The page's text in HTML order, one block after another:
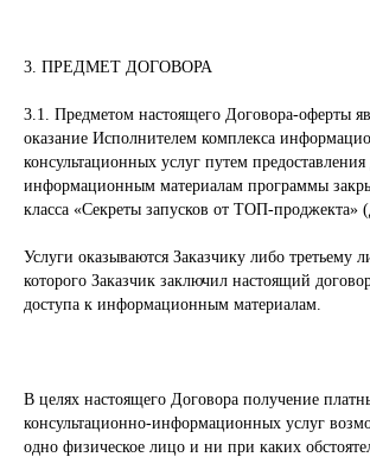
3. ПРЕДМЕТ ДОГОВОРА
3.1. Предметом настоящего Договора-оферты
оказание Исполнителем комплекса
консультационных услуг путем предоставления
информационным материалам программы
класса «Секреты запусков от ТОП-проджекта»
Услуги оказываются Заказчику либо третьему
которого Заказчик заключил настоящий
доступа к информационным материалам.
В целях настоящего Договора получение
консультационно-информационных услуг
одно физическое лицо и ни при каких